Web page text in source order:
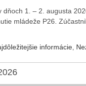
dňoch 1. – 2. augusta
mládeže P26.
informácie